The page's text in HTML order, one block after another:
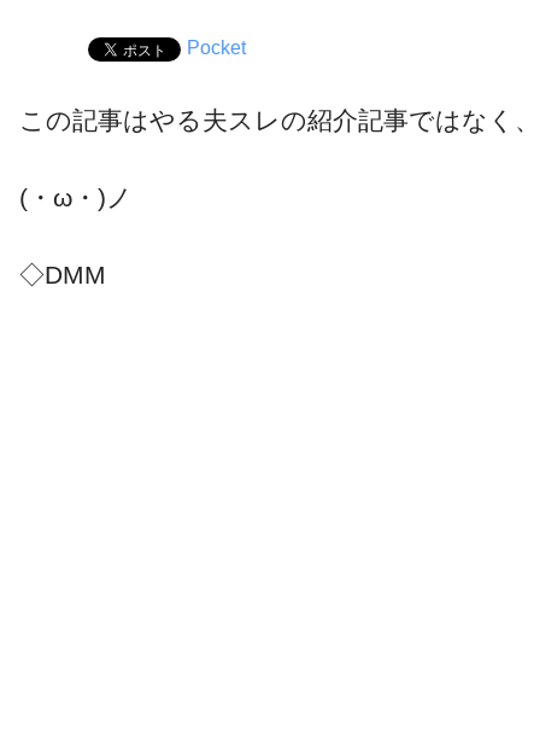
Pocket
この記事はやる夫スレの紹介記事ではなく
(・ω・)ノ
◇DMM